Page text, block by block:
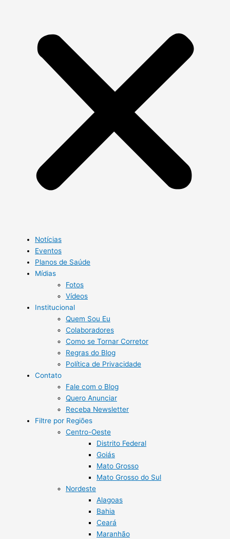
Notícias
Eventos
Planos de Saúde
Mídias
Fotos
Vídeos
Institucional
Quem Sou Eu
Colaboradores
Como se Tornar Corretor
Regras do Blog
Política de Privacidade
Contato
Fale com o Blog
Quero Anunciar
Receba Newsletter
Filtre por Regiões
Centro-Oeste
Distrito Federal
Goiás
Mato Grosso
Mato Grosso do Sul
Nordeste
Alagoas
Bahia
Ceará
Maranhão